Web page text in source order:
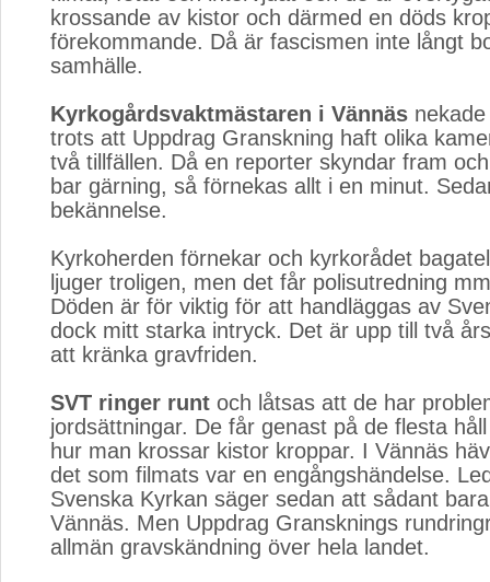
krossande av kistor och därmed en döds
förekommande. Då är fascismen inte långt
samhälle.
Kyrkogårdsvaktmästaren i Vännäs
trots att Uppdrag Granskning haft olika
två tillfällen. Då en reporter skyndar fram
bar gärning, så förnekas allt i en minut.
bekännelse.
Kyrkoherden förnekar och kyrkorådet
ljuger troligen, men det får polisutredning
Döden är för viktig för att handläggas av
dock mitt starka intryck. Det är upp till två
att kränka gravfriden.
SVT ringer runt och låtsas att de har
jordsättningar. De får genast på de flesta
hur man krossar kistor kroppar. I Vännäs
det som filmats var en engångshändelse.
Svenska Kyrkan säger sedan att sådant
Vännäs. Men Uppdrag Gransknings
allmän gravskändning över hela landet.